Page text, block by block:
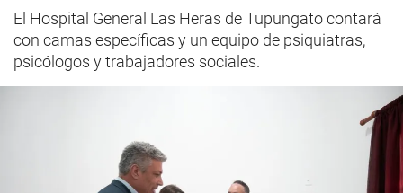
El Hospital General Las Heras de Tupungato contará
con camas específicas y un equipo de psiquiatras,
psicólogos y trabajadores sociales.